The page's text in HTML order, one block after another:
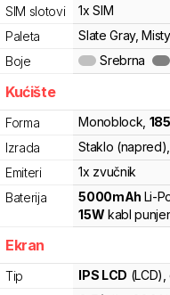
SIM slotovi
1x SIM
Paleta
Slate Gray,
Boje
Srebrna
Kućište
Forma Monoblock 185
Izrada
Staklo
Emiteri
1x zvučnik
Baterija
5000mAh Li-
15W kabl
Ekran
Tip IPS LCD (LCD)